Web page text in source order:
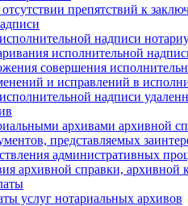
препятствий к
надписи
исполнительной
совершения
и исправлений в
надписи
архивами архивной
представляемых
административных
архивной справки,
услуг нотариальных архивов